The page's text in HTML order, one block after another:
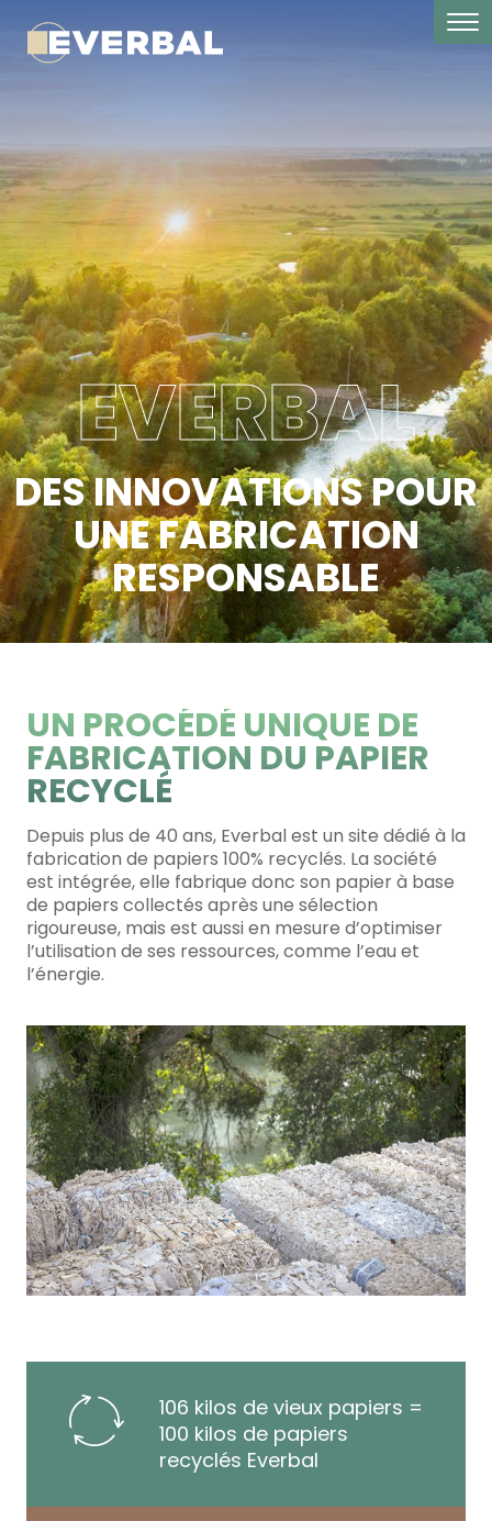
EVERBAL
DES INNOVATIONS POUR
UNE FABRICATION
RESPONSABLE
UN PROCÉDÉ UNIQUE DE
FABRICATION DU PAPIER
RECYCLÉ
Depuis plus de 40 ans, Everbal est un site dédié à la
fabrication de papiers 100% recyclés. La société
est intégrée, elle fabrique donc son papier à base
de papiers collectés après une sélection
rigoureuse, mais est aussi en mesure d’optimiser
l’utilisation de ses ressources, comme l’eau et
l’énergie.
106 kilos de vieux papiers =
100 kilos de papiers
recyclés Everbal